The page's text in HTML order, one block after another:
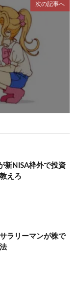
次の記事へ
新NISA枠外で投資
えろ
サラリーマンが株で